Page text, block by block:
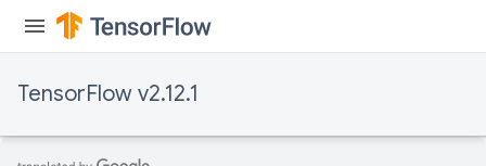
TensorFlow v2.12.1